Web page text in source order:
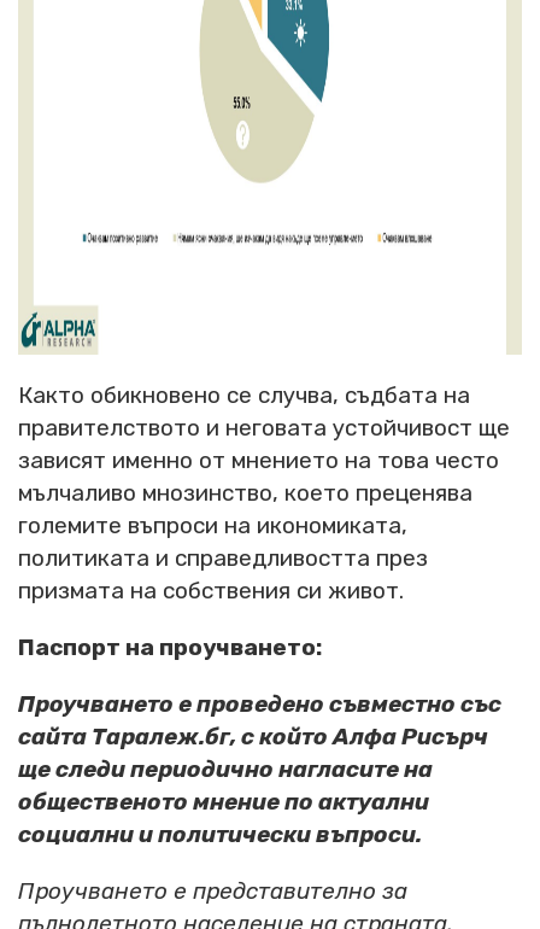
Както обикновено се случва, съдбата на
правителството и неговата устойчивост ще
зависят именно от мнението на това често
мълчаливо мнозинство, което преценява
големите въпроси на икономиката,
политиката и справедливостта през
призмата на собствения си живот.
Паспорт на проучването:
Проучването е проведено съвместно със
сайта Таралеж.бг, с който Алфа Рисърч
ще следи периодично нагласите на
общественото мнение по актуални
социални и политически въпроси.
Проучването е представително за